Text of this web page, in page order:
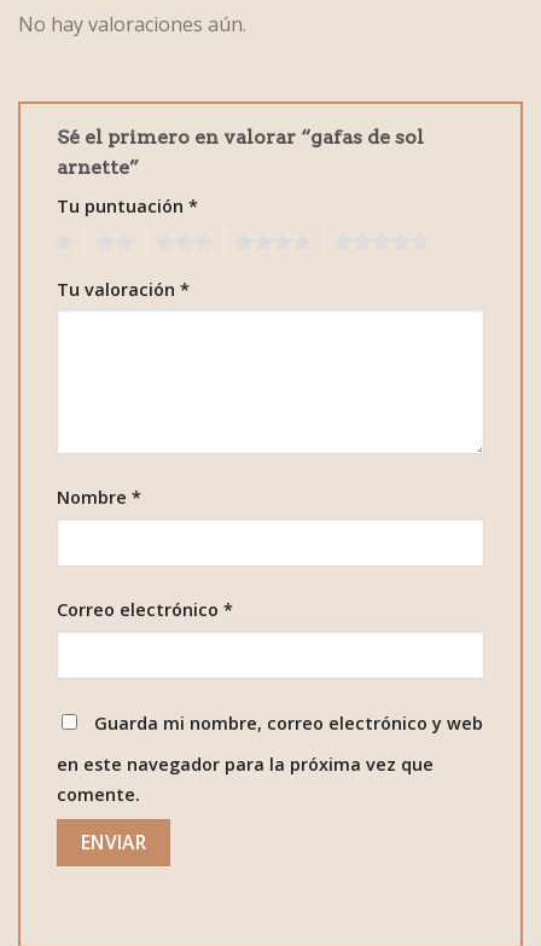
No hay valoraciones aún.
Sé el primero en valorar “gafas de sol
arnette”
Tu puntuación *
Tu valoración *
Nombre *
Correo electrónico *
Guarda mi nombre, correo electrónico y web
en este navegador para la próxima vez que
comente.